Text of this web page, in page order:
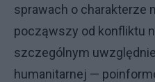
sprawach o charakterze
począwszy od konfliktu
szczególnym
humanitarnej —